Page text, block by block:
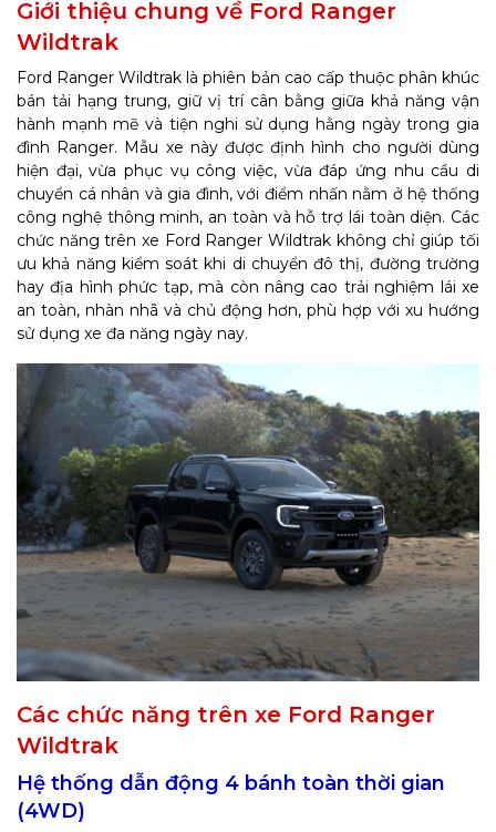
Giới thiệu chung về Ford Ranger
Wildtrak
Ford Ranger Wildtrak là phiên bản cao cấp thuộc phân khúc
bán tải hạng trung, giữ vị trí cân bằng giữa khả năng vận
hành mạnh mẽ và tiện nghi sử dụng hằng ngày trong gia
đình Ranger. Mẫu xe này được định hình cho người dùng
hiện đại, vừa phục vụ công việc, vừa đáp ứng nhu cầu di
chuyển cá nhân và gia đình, với điểm nhấn nằm ở hệ thống
công nghệ thông minh, an toàn và hỗ trợ lái toàn diện. Các
chức năng trên xe Ford Ranger Wildtrak không chỉ giúp tối
ưu khả năng kiểm soát khi di chuyển đô thị, đường trường
hay địa hình phức tạp, mà còn nâng cao trải nghiệm lái xe
an toàn, nhàn nhã và chủ động hơn, phù hợp với xu hướng
sử dụng xe đa năng ngày nay.
Các chức năng trên xe Ford Ranger
Wildtrak
Hệ thống dẫn động 4 bánh toàn thời gian
(4WD)